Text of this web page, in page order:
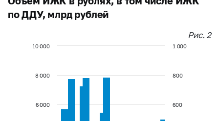
по ДДУ, млрд рублей
Рис. 2
6 000
8 000
10 000
600
800
1 000